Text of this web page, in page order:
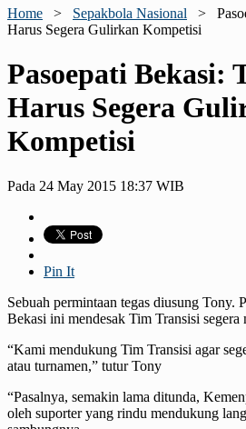
Home > Sepakbola Nasional >
Harus Segera Gulirkan Kompetisi
Pasoepati Bekasi:
Harus Segera
Kompetisi
Pada 24 May 2015 18:37 WIB
Pin It
Sebuah permintaan tegas diusung Tony.
Bekasi ini mendesak Tim Transisi
“Kami mendukung Tim Transisi agar
atau turnamen,” tutur Tony
“Pasalnya, semakin lama ditunda,
oleh suporter yang rindu mendukung